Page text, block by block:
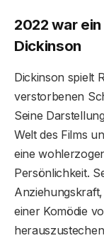
2022 war
Dickinson
Dickinson spielt
verstorbenen
Seine
Welt des Films
eine
Persönlichkeit.
einer Komödie